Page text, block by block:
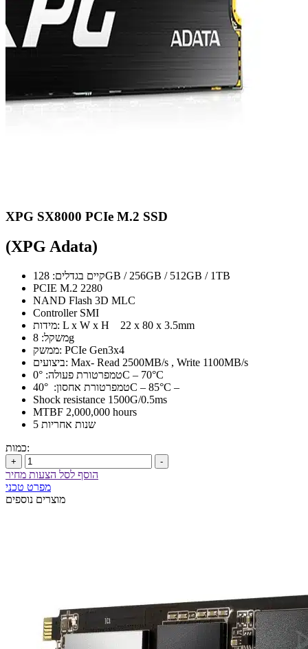
XPG SX8000 PCIe M.2 SSD
(XPG Adata)
קיים בגדלים: 128GB / 256GB / 512GB / 1TB
PCIE M.2 2280
NAND Flash 3D MLC
Controller SMI
מידות: L x W x H 22 x 80 x 3.5mm
משקל: 8g
ממשק: PCIe Gen3x4
ביצועים: Max- Read 2500MB/s , Write 1100MB/s
טמפרטורת פעולה: 0°C – 70°C
טמפרטורת אחסון: 40°C – 85°C –
Shock resistance 1500G/0.5ms
MTBF 2,000,000 hours
5 שנות אחריות
כמות:
+ -
הוסף לסל הצעות מחיר
מפרט טכני
מוצרים נוספים